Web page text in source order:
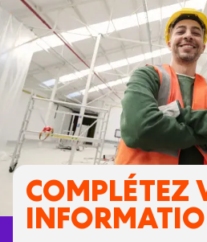
COMPLÉTEZ